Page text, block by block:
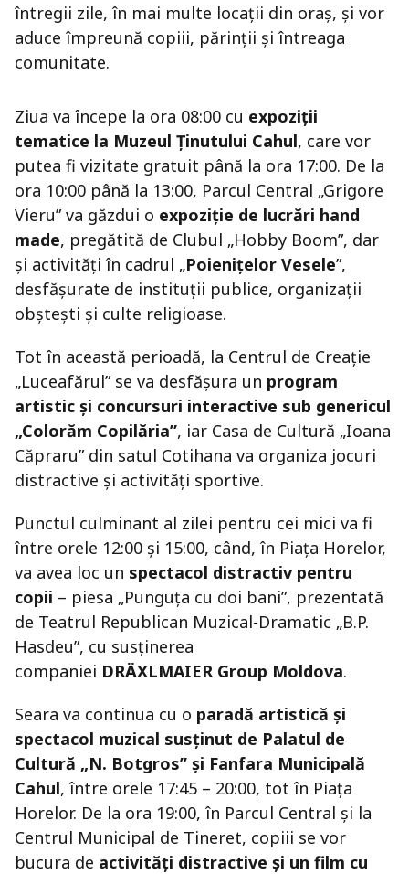
întregii zile, în mai multe locații din oraș, și vor
aduce împreună copiii, părinții și întreaga
comunitate.
Ziua va începe la ora 08:00 cu expoziții
tematice la Muzeul Ținutului Cahul, care vor
putea fi vizitate gratuit până la ora 17:00. De la
ora 10:00 până la 13:00, Parcul Central „Grigore
Vieru” va găzdui o expoziție de lucrări hand
made, pregătită de Clubul „Hobby Boom”, dar
și activități în cadrul „Poienițelor Vesele”,
desfășurate de instituții publice, organizații
obștești și culte religioase.
Tot în această perioadă, la Centrul de Creație
„Luceafărul” se va desfășura un program
artistic și concursuri interactive sub genericul
„Colorăm Copilăria”, iar Casa de Cultură „Ioana
Căpraru” din satul Cotihana va organiza jocuri
distractive și activități sportive.
Punctul culminant al zilei pentru cei mici va fi
între orele 12:00 și 15:00, când, în Piața Horelor,
va avea loc un spectacol distractiv pentru
copii – piesa „Punguța cu doi bani”, prezentată
de Teatrul Republican Muzical-Dramatic „B.P.
Hasdeu”, cu susținerea
companiei DRÄXLMAIER Group Moldova.
Seara va continua cu o paradă artistică și
spectacol muzical susținut de Palatul de
Cultură „N. Botgros” și Fanfara Municipală
Cahul, între orele 17:45 – 20:00, tot în Piața
Horelor. De la ora 19:00, în Parcul Central și la
Centrul Municipal de Tineret, copiii se vor
bucura de activități distractive și un film cu